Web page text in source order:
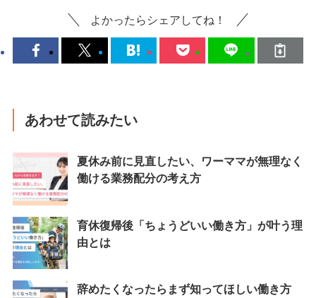
よかったらシェアしてね！
あわせて読みたい
夏休み前に見直したい、ワーママが無理なく
働ける業務配分の考え方
育休復帰後「ちょうどいい働き方」が叶う理
由とは
辞めたくなったらまず知ってほしい働き方